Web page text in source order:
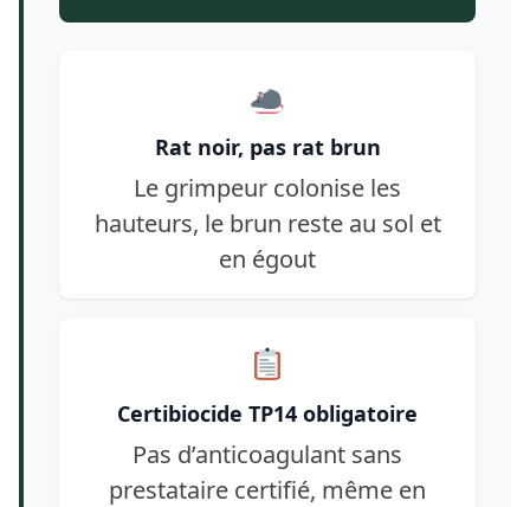
Rat noir, pas rat brun
Le grimpeur colonise les
hauteurs, le brun reste au sol et
en égout
Certibiocide TP14 obligatoire
Pas d’anticoagulant sans
prestataire certifié, même en